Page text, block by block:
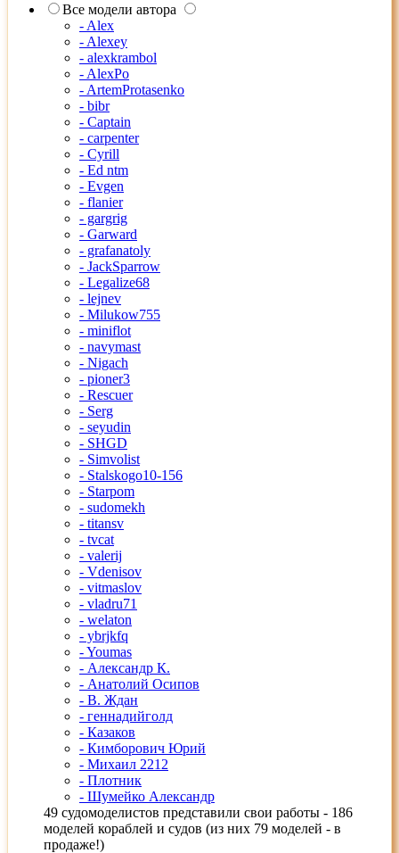
Все модели автора
- Alex
- Alexey
- alexkrambol
- AlexPo
- ArtemProtasenko
- bibr
- Captain
- carpenter
- Cyrill
- Ed ntm
- Evgen
- flanier
- gargrig
- Garward
- grafanatoly
- JackSparrow
- Legalize68
- lejnev
- Milukow755
- miniflot
- navymast
- Nigach
- pioner3
- Rescuer
- Serg
- seyudin
- SHGD
- Simvolist
- Stalskogo10-156
- Starpom
- sudomekh
- titansv
- tvcat
- valerij
- Vdenisov
- vitmaslov
- vladru71
- welaton
- ybrjkfq
- Youmas
- Александр К.
- Анатолий Осипов
- В. Ждан
- геннадийголд
- Казаков
- Кимборович Юрий
- Михаил 2212
- Плотник
- Шумейко Александр
49 судомоделистов представили свои работы - 186
моделей кораблей и судов (из них 79 моделей - в
продаже!)